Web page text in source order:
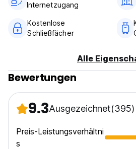
Internetzugang
Kostenlose
Schließfächer
Alle
Bewertungen
9.3Ausgezeichnet(395)
Preis-Leistungsverhältni
s